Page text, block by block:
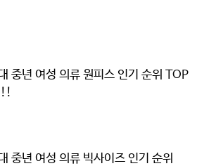
중년 여성 의류 원피스 인기 순위 TOP
!!
중년 여성 의류 빅사이즈 인기 순위